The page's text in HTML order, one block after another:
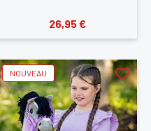
26,95 €
NOUVEAU